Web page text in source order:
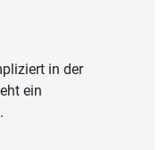
in der
ein